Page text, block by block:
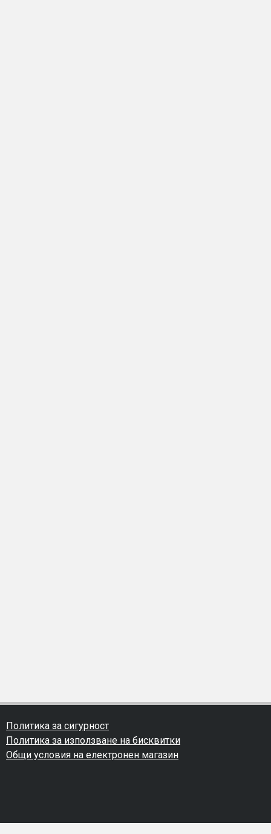
Политика за сигурност
Политика за използване на бисквитки
Общи условия на електронен магазин